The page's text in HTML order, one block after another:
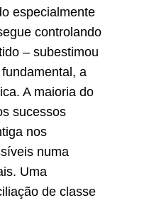
especialmente
controlando
– subestimou
a
A maioria do
sucessos
nos
numa
Uma
de classe